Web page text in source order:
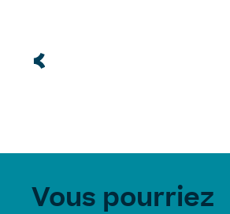
Vous pourriez